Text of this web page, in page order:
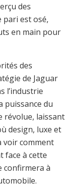
des
pari est osé,
en main pour
des
de Jaguar
l’industrie
puissance du
révolue, laissant
design, luxe et
voir comment
face à cette
confirmera à